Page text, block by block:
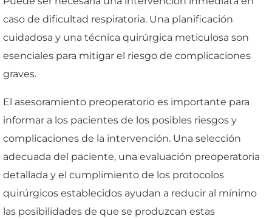
caso de dificultad respiratoria. Una planificación
cuidadosa y una técnica quirúrgica meticulosa son
esenciales para mitigar el riesgo de complicaciones
graves.
El asesoramiento preoperatorio es importante para
informar a los pacientes de los posibles riesgos y
complicaciones de la intervención. Una selección
adecuada del paciente, una evaluación preoperatoria
detallada y el cumplimiento de los protocolos
quirúrgicos establecidos ayudan a reducir al mínimo
las posibilidades de que se produzcan estas